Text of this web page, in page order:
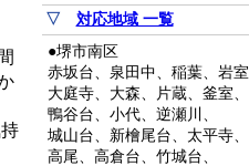
▽ 対応地域 一覧
●堺市南区
赤坂台、泉田中、稲葉、岩室
大庭寺、大森、片蔵、釜室、
鴨谷台、小代、逆瀬川、
城山台、新檜尾台、太平寺、
高尾、高倉台、竹城台、